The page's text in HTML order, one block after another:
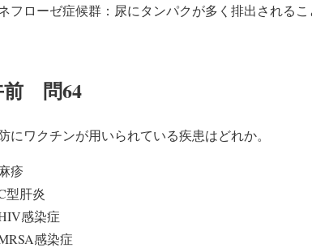
フローゼ症候群：尿にタンパクが多く排出される
前 問64
にワクチンが用いられている疾患はどれか。
疹
型肝炎
感染症
感染症